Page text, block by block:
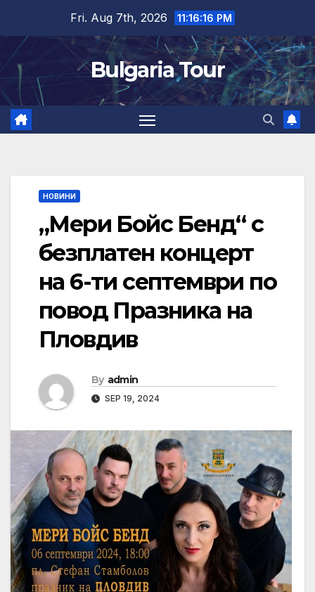
content
Fri. Aug 7th, 2026 11:16:17 PM
Bulgaria Tour
НОВИНИ
„Мери Бойс Бенд“ с
безплатен концерт
на 6-ти септември по
повод Празника на
Пловдив
By admin
SEP 19, 2024